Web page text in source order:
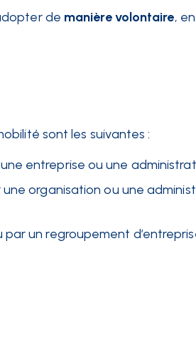
de manière volontaire,
sont les suivantes :
entreprise ou une
organisation ou une
par un regroupement